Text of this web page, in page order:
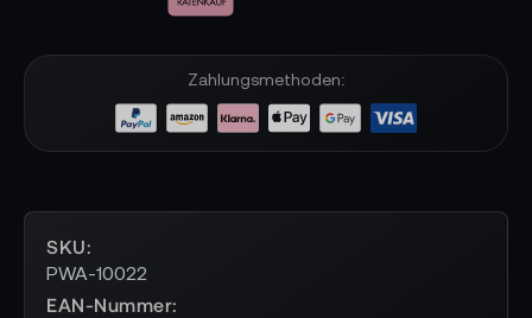
Zahlungsmethoden:
SKU
PWA-10022
EAN-Nummer